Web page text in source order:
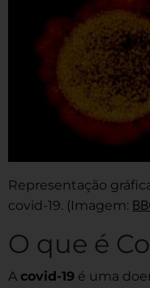
Representação
covid-19. (Imagem:
O que é
A covid-19 é uma